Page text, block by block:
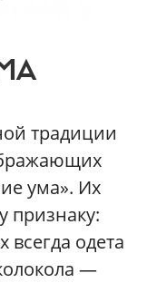
традиции
ума». Их
признаку:
всегда одета
—